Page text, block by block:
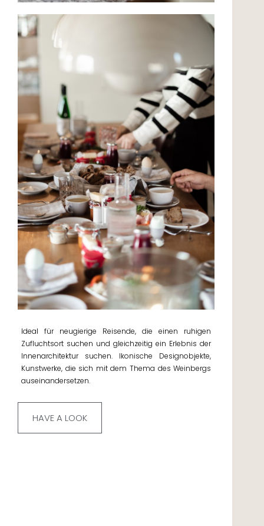
Ideal für neugierige Reisende, die einen ruhigen
Zufluchtsort suchen und gleichzeitig ein Erlebnis der
Innenarchitektur suchen. Ikonische Designobjekte,
Kunstwerke, die sich mit dem Thema des Weinbergs
auseinandersetzen.
HAVE A LOOK